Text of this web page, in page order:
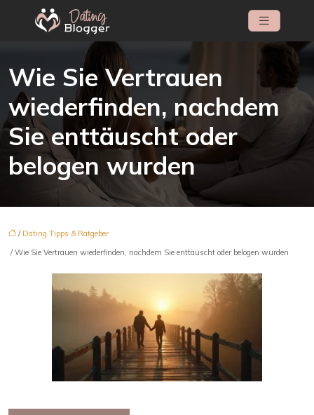
Wie Sie Vertrauen
wiederfinden, nachdem
Sie enttäuscht oder
belogen wurden
/ Dating Tipps & Ratgeber
/ Wie Sie Vertrauen wiederfinden, nachdem Sie enttäuscht oder belogen wurden